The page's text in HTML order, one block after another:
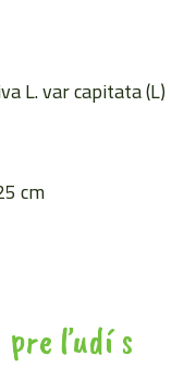
L. var capitata (L)
cm
pre ľudí s